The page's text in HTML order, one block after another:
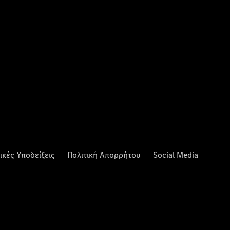
Υποδείξεις Πολιτική Απορρήτου Social Media